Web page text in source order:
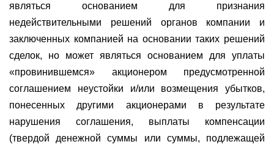
являться основанием для признания
недействительными решений органов компании и
заключенных компанией на основании таких решений
сделок, но может являться основанием для уплаты
«провинившемся» акционером предусмотренной
соглашением неустойки и/или возмещения убытков,
понесенных другими акционерами в результате
нарушения соглашения, выплаты компенсации
(твердой денежной суммы или суммы, подлежащей